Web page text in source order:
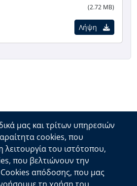
(2.72 MB)
Λήψη
Κρήτης
71202 Ηράκλειο
μας και τρίτων υπηρεσιών
cookies, που
λειτουργία του ιστότοπου,
που βελτιώνουν την
Cookies απόδοσης, που μας